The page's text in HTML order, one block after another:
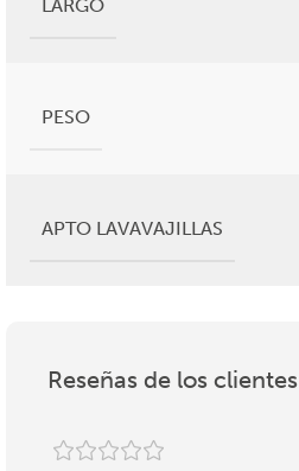
LARGO
PESO
APTO LAVAVAJILLAS
Reseñas de los clientes